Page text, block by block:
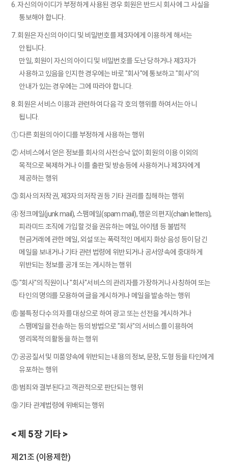
6. 자신의 아이디가 부정하게 사용된 경우 회원은 반드시 회사에 그 사실을
통보해야 합니다.
7. 회원은 자신의 아이디 및 비밀번호를 제3자에게 이용하게 해서는
안됩니다.
만일, 회원이 자신의 아이디 및 비밀번호를 도난 당하거나 제3자가
사용하고 있음을 인지한 경우에는 바로 "회사"에 통보하고 "회사"의
안내가 있는 경우에는 그에 따라야 합니다.
8. 회원은 서비스 이용과 관련하여 다음 각 호의 행위를 하여서는 아니
됩니다.
① 다른 회원의 아이디를 부정하게 사용하는 행위
② 서비스에서 얻은 정보를 회사의 사전승낙 없이 회원의 이용 이외의
목적으로 복제하거나 이를 출판 및 방송등에 사용하거나 제3자에게
제공하는 행위
③ 회사의 저작권, 제3자의 저작권 등 기타 권리를 침해하는 행위
④ 정크메일(junk mail), 스팸메일(spam mail), 행운의 편지(chain letters),
피라미드 조직에 가입할 것을 권유하는 메일, 아이템 등 불법적
현금거래에 관한 메일, 외설 또는 폭력적인 메세지·화상·음성 등이 담긴
메일을 보내거나 기타 관련 법령에 위반되거나 공서양속에 중대하게
위반되는 정보를 공개 또는 게시하는 행위
⑤ "회사"의 직원이나 "회사"서비스의 관리자를 가장하거나 사칭하여 또는
타인의 명의를 모용하여 글을 게시하거나 메일을 발송하는 행위
⑥ 불특정 다수의 자를 대상으로 하여 광고 또는 선전을 게시하거나
스팸메일을 전송하는 등의 방법으로 "회사"의 서비스를 이용하여
영리목적의 활동을 하는 행위
⑦ 공공질서 및 미풍양속에 위반되는 내용의 정보, 문장, 도형 등을 타인에게
유포하는 행위
⑧ 범죄와 결부된다고 객관적으로 판단되는 행위
⑨ 기타 관계법령에 위배되는 행위
< 제 5 장 기타 >
제21조 (이용제한)